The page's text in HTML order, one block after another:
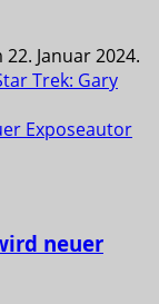
Januar 2024.
Trek: Gary
Exposeautor
neuer